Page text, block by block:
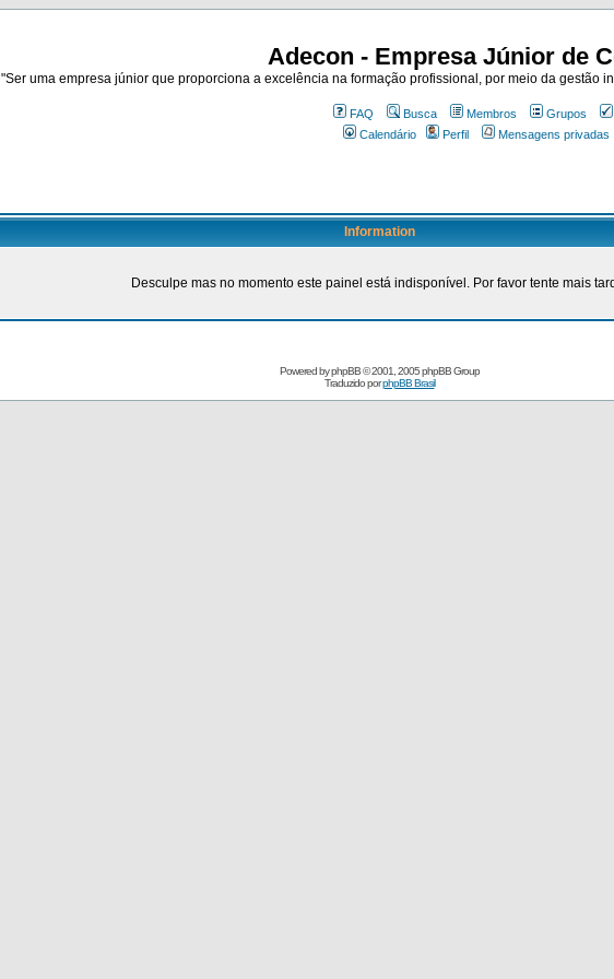
Adecon - Empresa Júnior de
"Ser uma empresa júnior que proporciona a excelência na formação profissional, por meio da gestão
FAQ Busca Membros Grupos
Calendário
Perfil Mensagens privadas
Information
Desculpe mas no momento este painel está indisponível. Por favor tente mais
Powered byphpBB© 2001, 2005 phpBB Group
Traduzido porphpBB Brasil